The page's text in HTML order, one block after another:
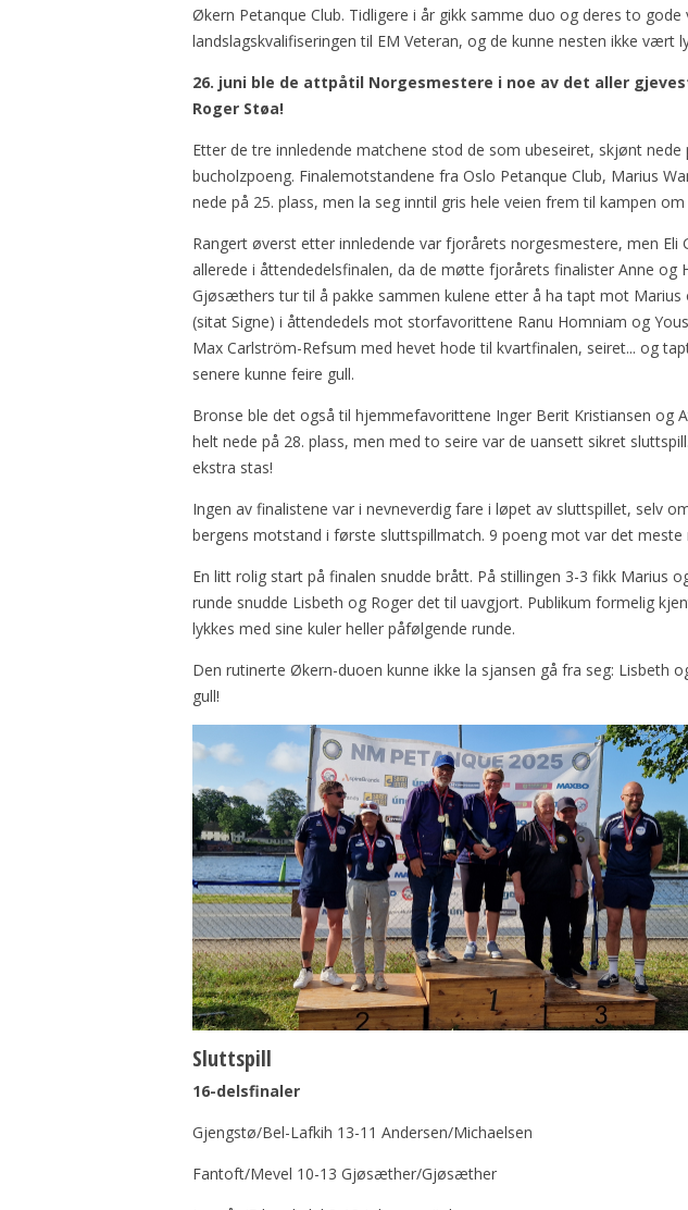
Økern Petanque Club. Tidligere i år gikk samme duo og deres to
landslagskvalifiseringen til EM Veteran, og de kunne nesten ikke vært
26. juni ble de attpåtil Norgesmestere i noe av det aller
Roger Støa!
Etter de tre innledende matchene stod de som ubeseiret, skjønt
bucholzpoeng. Finalemotstandene fra Oslo Petanque Club, Marius
nede på 25. plass, men la seg inntil gris hele veien frem til kampen
Rangert øverst etter innledende var fjorårets norgesmestere, men
allerede i åttendedelsfinalen, da de møtte fjorårets finalister Anne og
Gjøsæthers tur til å pakke sammen kulene etter å ha tapt mot Marius
(sitat Signe) i åttendedels mot storfavorittene Ranu Homniam og
Max Carlström-Refsum med hevet hode til kvartfinalen, seiret... og
senere kunne feire gull.
Bronse ble det også til hjemmefavorittene Inger Berit Kristiansen og
helt nede på 28. plass, men med to seire var de uansett sikret
ekstra stas!
Ingen av finalistene var i nevneverdig fare i løpet av sluttspillet, selv
bergens motstand i første sluttspillmatch. 9 poeng mot var det meste
En litt rolig start på finalen snudde brått. På stillingen 3-3 fikk Marius
runde snudde Lisbeth og Roger det til uavgjort. Publikum formelig
lykkes med sine kuler heller påfølgende runde.
Den rutinerte Økern-duoen kunne ikke la sjansen gå fra seg: Lisbeth
gull!
Sluttspill
16-delsfinaler
Gjengstø/Bel-Lafkih 13-11 Andersen/Michaelsen
Fantoft/Mevel 10-13 Gjøsæther/Gjøsæther